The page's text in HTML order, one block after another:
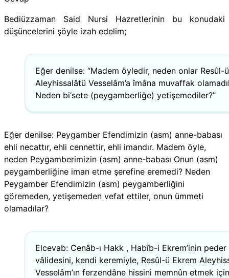
Bediüzzaman Said Nursi Hazretlerinin bu konudaki
düşüncelerini şöyle izah edelim;
Eğer denilse: “Madem öyledir, neden onlar Resûl-
Aley­hissalâtü Vesselâm’a îmâna muvaffak
Neden bi‘sete (peygamberliğe) yetişemediler?”
Eğer denilse: Peygamber Efendimizin (asm) anne-babası
ehli necattır, ehli cennettir, ehli imandır. Madem öyle,
neden Peygamberimizin (asm) anne-babası Onun (asm)
peygamberliğine iman etme şerefine eremedi? Neden
Peygamber Efendimizin (asm) peygamberliğini
göremeden, yetişemeden vefat ettiler, onun ümmeti
olamadılar?
Elcevab: Cenâb-ı Hakk , Habîb-i Ekrem’inin peder
vâlidesini, kendi keremiyle, Resûl-ü Ekrem
Vesselâm’ın ferzendâne hissini memnûn etmek için